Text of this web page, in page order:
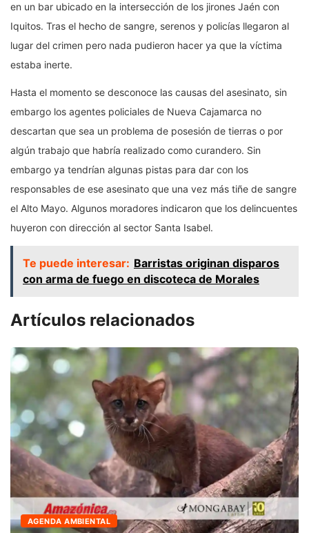
en un bar ubicado en la intersección de los jirones Jaén con
Iquitos. Tras el hecho de sangre, serenos y policías llegaron al
lugar del crimen pero nada pudieron hacer ya que la víctima
estaba inerte.
Hasta el momento se desconoce las causas del asesinato, sin
embargo los agentes policiales de Nueva Cajamarca no
descartan que sea un problema de posesión de tierras o por
algún trabajo que habría realizado como curandero. Sin
embargo ya tendrían algunas pistas para dar con los
responsables de ese asesinato que una vez más tiñe de sangre
el Alto Mayo. Algunos moradores indicaron que los delincuentes
huyeron con dirección al sector Santa Isabel.
Te puede interesar: Barristas originan disparos
con arma de fuego en discoteca de Morales
Artículos relacionados
ACTUALIDAD